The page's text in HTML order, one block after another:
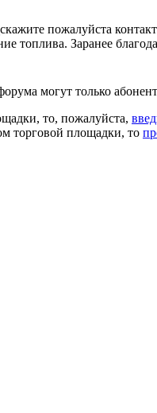
пожалуйста
топлива. Заранее
могут только
то, пожалуйста,
торговой площадки, то